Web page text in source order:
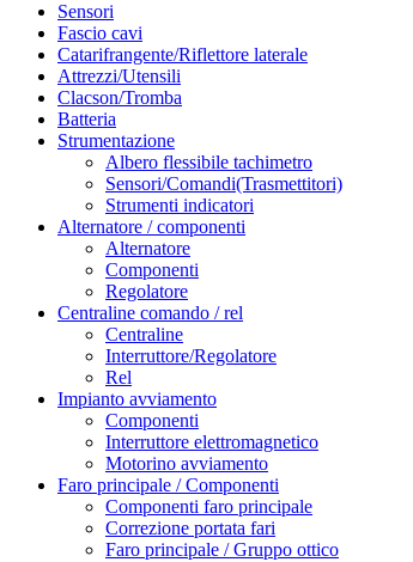
Sensori
Fascio cavi
Catarifrangente/Riflettore laterale
Attrezzi/Utensili
Clacson/Tromba
Batteria
Strumentazione
Albero flessibile tachimetro
Sensori/Comandi(Trasmettitori)
Strumenti indicatori
Alternatore / componenti
Alternatore
Componenti
Regolatore
Centraline comando / rel
Centraline
Interruttore/Regolatore
Rel
Impianto avviamento
Componenti
Interruttore elettromagnetico
Motorino avviamento
Faro principale / Componenti
Componenti faro principale
Correzione portata fari
Faro principale / Gruppo ottico